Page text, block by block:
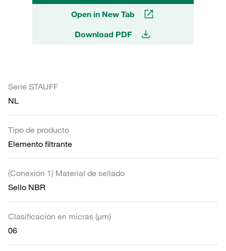
Open in New Tab
Download PDF
Serie STAUFF
NL
Tipo de producto
Elemento filtrante
(Conexión 1) Material de sellado
Sello NBR
Clasificación en micras (µm)
06